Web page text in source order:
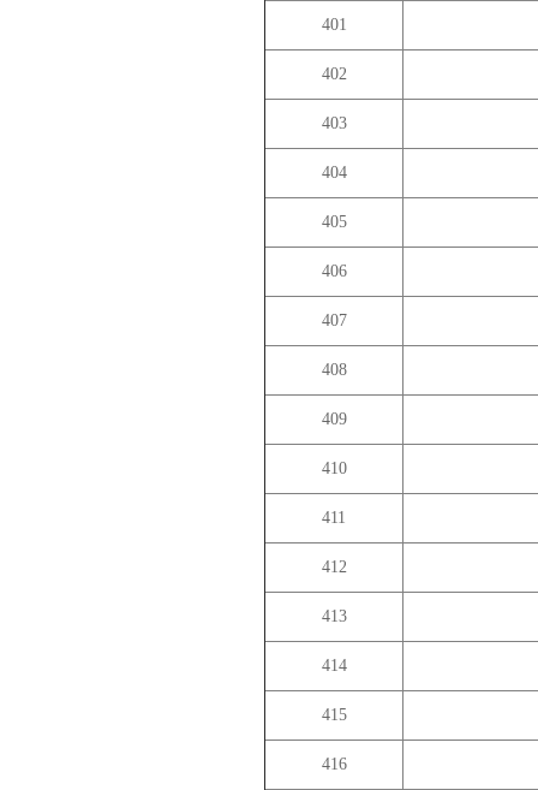
401
402
403
404
405
406
407
408
409
410
411
412
413
414
415
416